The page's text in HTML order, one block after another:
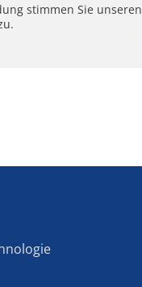
stimmen Sie unseren